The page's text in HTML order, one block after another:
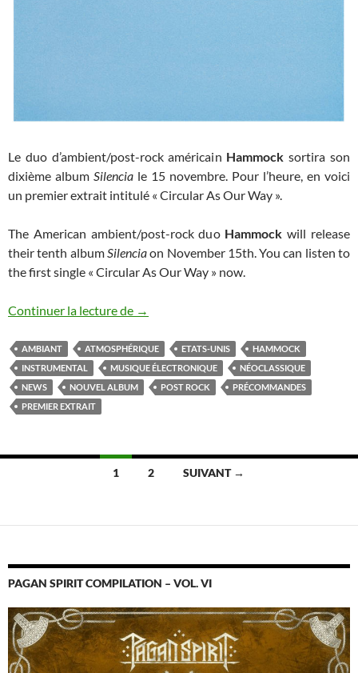
Le duo d’ambient/post-rock américain Hammock sortira son
dixième album Silencia le 15 novembre. Pour l’heure, en voici
un premier extrait intitulé « Circular As Our Way ».
The American ambient/post-rock duo Hammock will release
their tenth album Silenciaon November 15th. You can listen to
the first single « Circular As Our Way » now.
Continuer la lecture de Hammock annonce un nouvel album
→
AMBIANT ATMOSPHÉRIQUE ETATS-UNIS
HAMMOCK
INSTRUMENTAL
MUSIQUE ÉLECTRONIQUE
NÉOCLASSIQUE
NEWS
NOUVEL ALBUM POST ROCK
PRÉCOMMANDES
PREMIER EXTRAIT
articles
1 2 SUIVANT →
PAGAN SPIRIT COMPILATION – VOL. VI